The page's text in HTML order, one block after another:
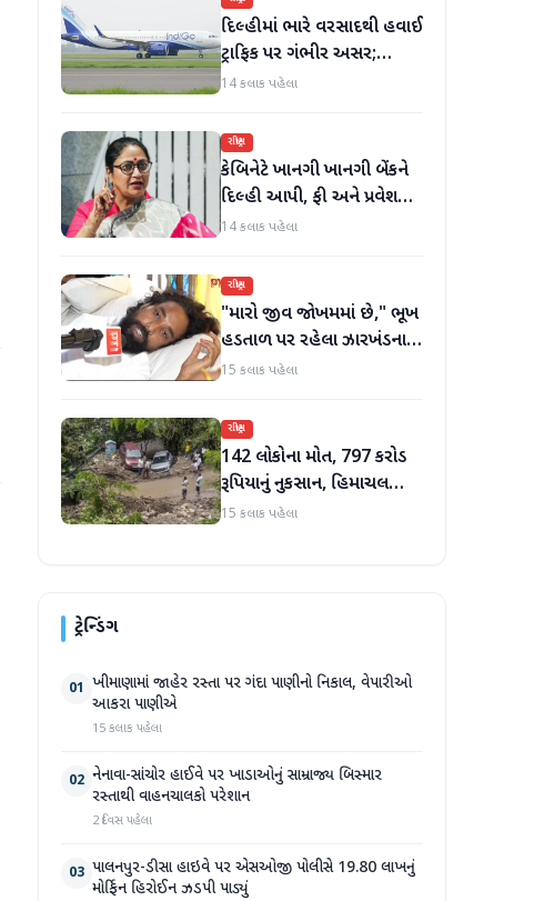
દિલ્હીમાં ભારે વરસાદથી હવાઈ
ટ્રાફિક પર ગંભીર અસર;
ઈન્ડિગોએ મુસાફરો માટે
14 કલાક પહેલા
રાષ્ટ્રીય
કેબિનેટે ખાનગી ખાનગી બેંકને
દિલ્હી આપી, ફી અને પ્રવેશ
માટે નવા નિયમો વિશે જાણો
14 કલાક પહેલા
રાષ્ટ્રીય
"મારો જીવ જોખમમાં છે," ભૂખ
હડતાળ પર રહેલા ઝારખંડના
વિદ્યાર્થી નેતા દેવેન્દ્ર નાથ
15 કલાક પહેલા
રાષ્ટ્રીય
142 લોકોના મોત, 797 કરોડ
રૂપિયાનું નુકસાન, હિમાચલ
પ્રદેશમાં ભારે ચોમાસાનો સામનો
15 કલાક પહેલા
ટ્રેન્ડિંગ
01 ખીમાણામાં જાહેર રસ્તા પર ગંદા પાણીનો નિકાલ, વેપારીઓ
આકરા પાણીએ
15 કલાક પહેલા
02 નેનાવા-સાંચોર હાઈવે પર ખાડાઓનું સામ્રાજ્ય બિસ્માર
રસ્તાથી વાહનચાલકો પરેશાન
2 દિવસ પહેલા
03 પાલનપુર-ડીસા હાઇવે પર એસઓજી પોલીસે 19.80 લાખનું
મોર્ફિન હિરોઈન ઝડપી પાડ્યું